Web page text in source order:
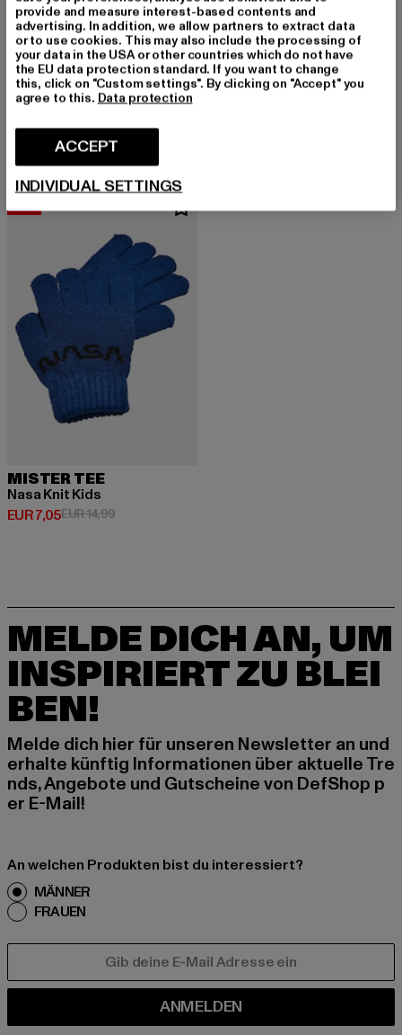
MISTER TEE
EUR 9,00
Derzeitiger Preis: EUR 9,00
EUR 19,99Aktionspreis: EUR 19,99
MISTER TEE
-53%
MISTER TEE
Nasa Knit Kids
EUR 7,05
Derzeitiger Preis: EUR 7,05
EUR 14,99Aktionspreis: EUR 14,99
MELDE DICH AN, UM
INSPIRIERT ZU BLEI
BEN!
Melde dich hier für unseren Newsletter an und
erhalte künftig Informationen über aktuelle Tre
nds, Angebote und Gutscheine von DefShop p
er E-Mail!
An welchen Produkten bist du interessiert?
MÄNNER
FRAUEN
ANMELDEN
provide and measure interest-based contents and
advertising. In addition, we allow partners to extract data
or to use cookies. This may also include the processing of
your data in the USA or other countries which do not have
the EU data protection standard. If you want to change
this, click on "Custom settings". By clicking on "Accept" you
agree to this. Data protection
ACCEPT
INDIVIDUAL SETTINGS